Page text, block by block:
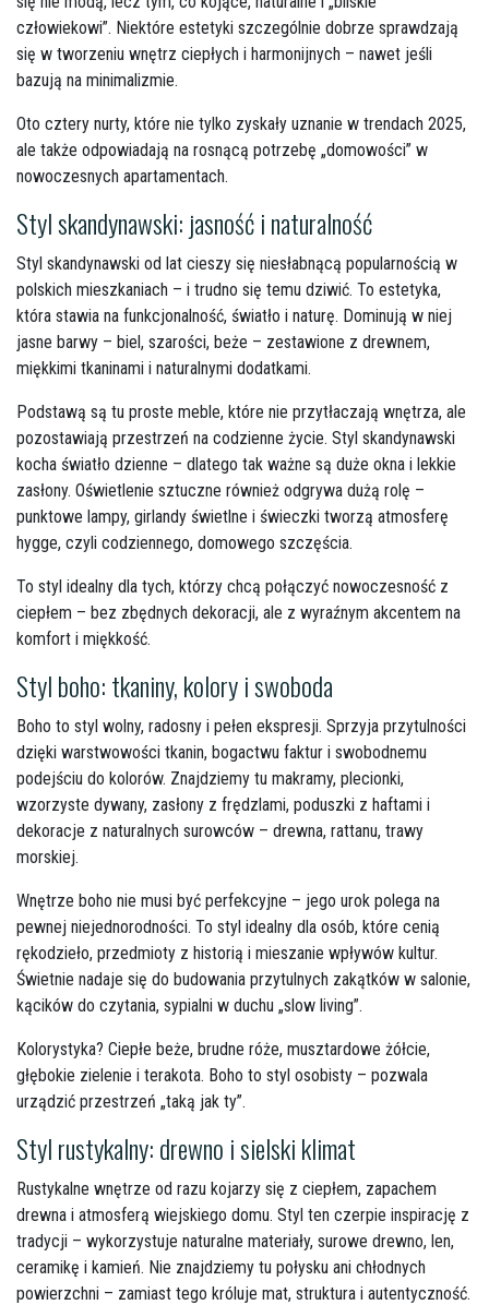
człowiekowi”. Niektóre estetyki szczególnie dobrze sprawdzają
się w tworzeniu wnętrz ciepłych i harmonijnych – nawet jeśli
bazują na minimalizmie.
Oto cztery nurty, które nie tylko zyskały uznanie w trendach 2025,
ale także odpowiadają na rosnącą potrzebę „domowości” w
nowoczesnych apartamentach.
Styl skandynawski: jasność i naturalność
Styl skandynawski od lat cieszy się niesłabnącą popularnością w
polskich mieszkaniach – i trudno się temu dziwić. To estetyka,
która stawia na funkcjonalność, światło i naturę. Dominują w niej
jasne barwy – biel, szarości, beże – zestawione z drewnem,
miękkimi tkaninami i naturalnymi dodatkami.
Podstawą są tu proste meble, które nie przytłaczają wnętrza, ale
pozostawiają przestrzeń na codzienne życie. Styl skandynawski
kocha światło dzienne – dlatego tak ważne są duże okna i lekkie
zasłony. Oświetlenie sztuczne również odgrywa dużą rolę –
punktowe lampy, girlandy świetlne i świeczki tworzą atmosferę
hygge, czyli codziennego, domowego szczęścia.
To styl idealny dla tych, którzy chcą połączyć nowoczesność z
ciepłem – bez zbędnych dekoracji, ale z wyraźnym akcentem na
komfort i miękkość.
Styl boho: tkaniny, kolory i swoboda
Boho to styl wolny, radosny i pełen ekspresji. Sprzyja przytulności
dzięki warstwowości tkanin, bogactwu faktur i swobodnemu
podejściu do kolorów. Znajdziemy tu makramy, plecionki,
wzorzyste dywany, zasłony z frędzlami, poduszki z haftami i
dekoracje z naturalnych surowców – drewna, rattanu, trawy
morskiej.
Wnętrze boho nie musi być perfekcyjne – jego urok polega na
pewnej niejednorodności. To styl idealny dla osób, które cenią
rękodzieło, przedmioty z historią i mieszanie wpływów kultur.
Świetnie nadaje się do budowania przytulnych zakątków w salonie,
kącików do czytania, sypialni w duchu „slow living”.
Kolorystyka? Ciepłe beże, brudne róże, musztardowe żółcie,
głębokie zielenie i terakota. Boho to styl osobisty – pozwala
urządzić przestrzeń „taką jak ty”.
Styl rustykalny: drewno i sielski klimat
Rustykalne wnętrze od razu kojarzy się z ciepłem, zapachem
drewna i atmosferą wiejskiego domu. Styl ten czerpie inspirację z
tradycji – wykorzystuje naturalne materiały, surowe drewno, len,
ceramikę i kamień. Nie znajdziemy tu połysku ani chłodnych
powierzchni – zamiast tego króluje mat, struktura i autentyczność.